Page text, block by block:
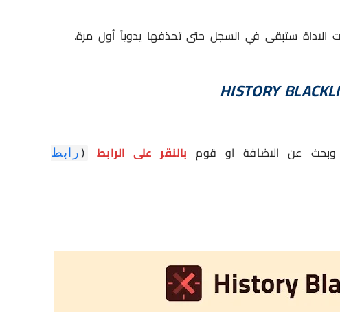
الاداة ستبقى في السجل حتى تحذفها يدوياً أول مرة.
عن الاضافة او قوم بالنقر على الرابط ( رابط